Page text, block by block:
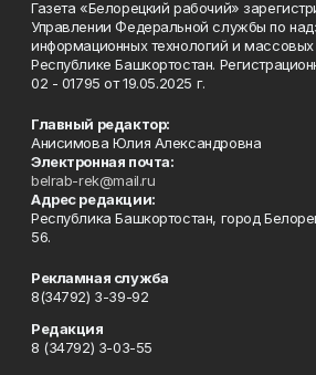
Газета «Белорецкий рабочий»
Управлении Федеральной службы по
информационных технологий и
Республике Башкортостан.
02 - 01795 от 19.05.2025 г.
Главный редактор:
Анисимова Юлия Александровна
Электронная почта:
belrab-rek@mail.ru
Адрес редакции:
Республика Башкортостан, город
56.
Рекламная служба
8(34792) 3-39-92
Редакция
8 (34792) 3-03-55